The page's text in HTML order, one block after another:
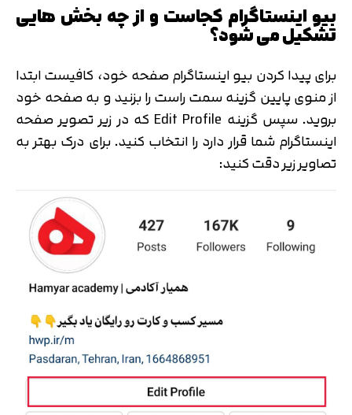
بیو اینستاگرام کجاست و از چه بخش هایی
تشکیل می شود؟
برای پیدا کردن بیو اینستاگرام صفحه خود، کافیست ابتدا
از منوی پایین گزینه سمت راست را بزنید و به صفحه خود
بروید. سپس گزینه Edit Profile که در زیر تصویر صفحه
اینستاگرام شما قرار دارد را انتخاب کنید. برای درک بهتر به
تصاویر زیر دقت کنید: